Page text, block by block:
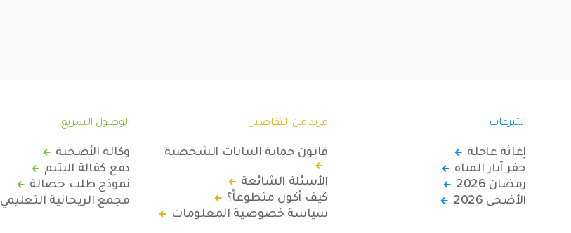
التبرعات
إغاثة عاجلة
حفر آبار المياه
رمضان 2026
الأضحى 2026
مزيد من التفاصيل
قانون حماية البيانات الشخصية
الأسئلة الشائعة
كيف أكون متطوعاً؟
سياسة خصوصية المعلومات
الوصول السريع
وكالة الأضحية
دفع كفالة اليتيم
نموذج طلب حصالة
مجمع الريحانية التعليمي